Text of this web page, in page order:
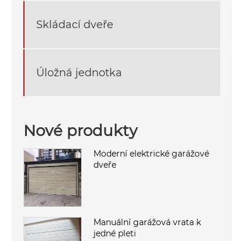
Skládací dveře
Úložná jednotka
Nové produkty
Moderní elektrické garážové
dveře
Manuální garážová vrata k
jedné pleti